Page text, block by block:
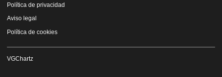
Política de privacidad
Aviso legal
Política de cookies
VGChartz